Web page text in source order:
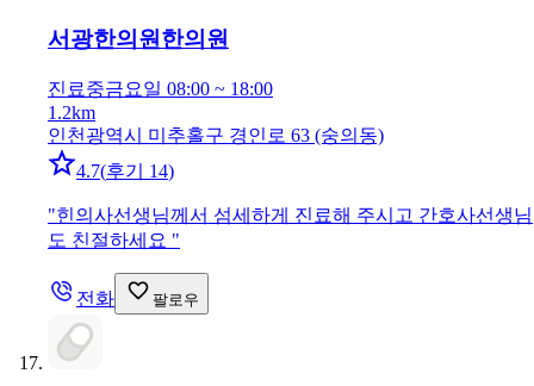
서광한의원 한의원
진료중금요일 08:00 ~ 18:00
1.2km
인천광역시 미추홀구 경인로 63 (숭의동)
4.7(후기 14)
"힌의사선생님께서 섬세하게 진료해 주시고 간호사선생님
도 친절하세요 "
전화 팔로우